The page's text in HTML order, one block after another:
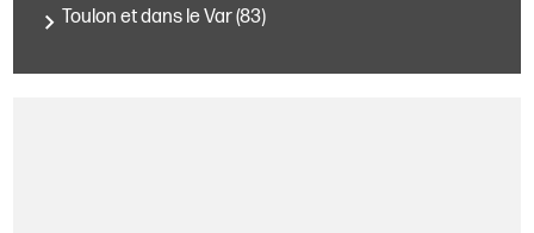
Toulon et dans le Var (83)